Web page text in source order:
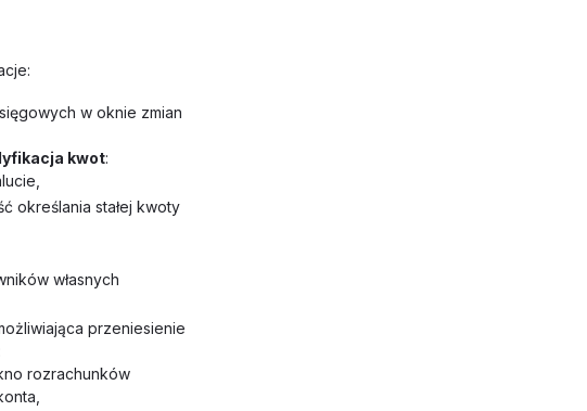
w oknie zmian
kwot:
określania stałej kwoty
własnych
przeniesienie
rozrachunków